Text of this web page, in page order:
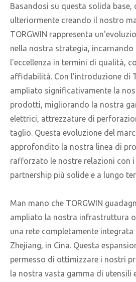
Basandosi su questa solida base,
ulteriormente creando il nostro
TORGWIN rappresenta
nella nostra strategia,
l'eccellenza in termini di qualità,
affidabilità. Con l'introduzione di
ampliato significativamente la
prodotti, migliorando la nostra
elettrici, attrezzature di
taglio. Questa evoluzione del
approfondito la nostra linea di
rafforzato le nostre relazioni con
partnership più solide e a lungo
Man mano che TORGWIN
ampliato la nostra infrastruttura
una rete completamente
Zhejiang, in Cina. Questa
permesso di ottimizzare i nostri
la nostra vasta gamma di utensili